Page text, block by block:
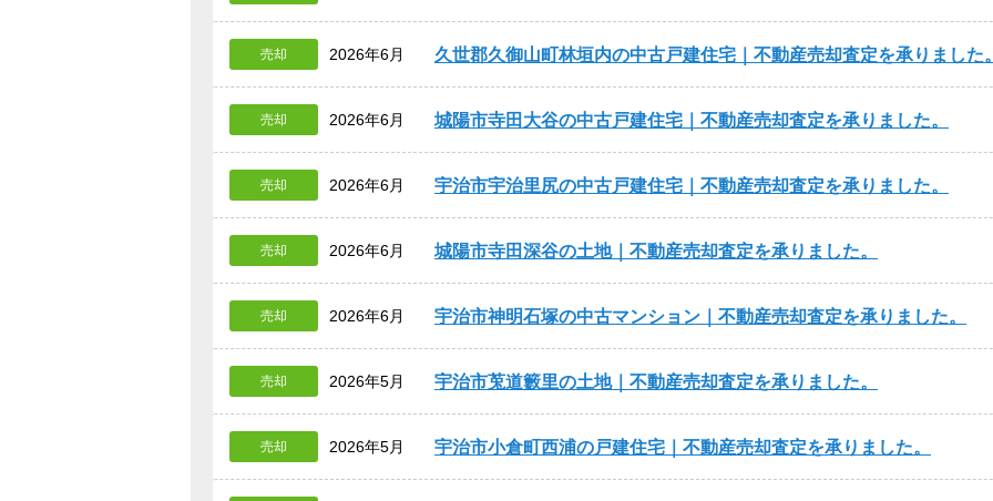
売却 2026年6月 久世郡久御山町林垣内の中古戸建住宅｜不動産売却査定を承りました。
売却 2026年6月 城陽市寺田大谷の中古戸建住宅｜不動産売却査定を承りました。
売却 2026年6月 宇治市宇治里尻の中古戸建住宅｜不動産売却査定を承りました。
売却 2026年6月 城陽市寺田深谷の土地｜不動産売却査定を承りました。
売却 2026年6月 宇治市神明石塚の中古マンション｜不動産売却査定を承りました。
売却 2026年5月 宇治市莵道籔里の土地｜不動産売却査定を承りました。
売却 2026年5月 宇治市小倉町西浦の戸建住宅｜不動産売却査定を承りました。